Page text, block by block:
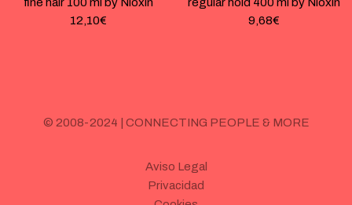
12,10€
9,68€
© 2008-2024 | CONNECTING PEOPLE & MORE
Aviso Legal
Privacidad